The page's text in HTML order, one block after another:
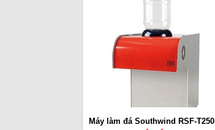
Máy làm đá Southwind RSF-T250